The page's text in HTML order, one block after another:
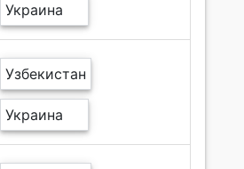
Украина
Узбекистан
Украина